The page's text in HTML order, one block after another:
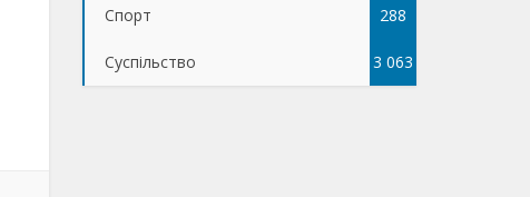
Спорт 288
Суспільство 3 063